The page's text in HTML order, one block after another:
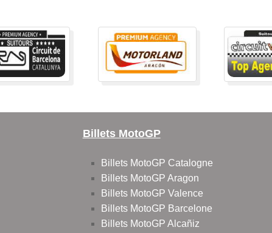
Billets MotoGP
Billets MotoGP Catalogne
Billets MotoGP Aragon
Billets MotoGP Valence
Billets MotoGP Barcelone
Billets MotoGP Alcañiz